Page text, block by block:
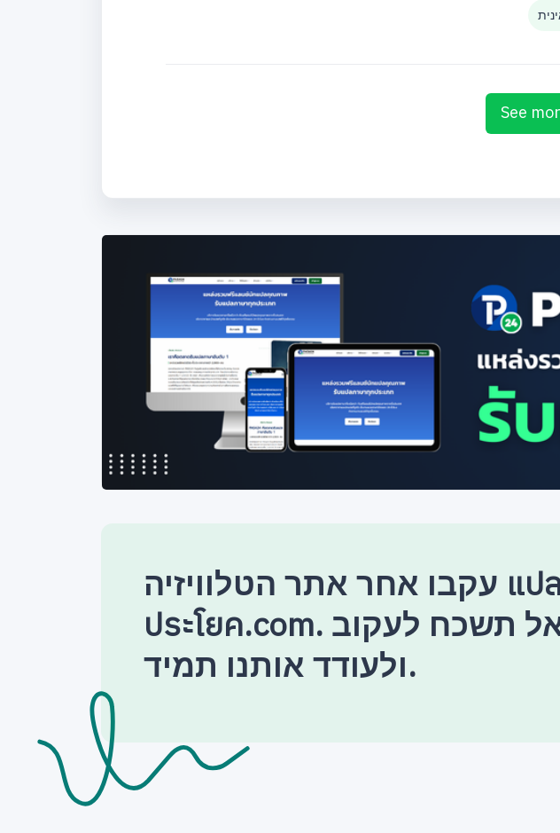
See
עקבו אחר אתר הטלוויזיה แปล
ประโยค.com. אל תשכח לעקוב
ולעודד אותנו תמיד.